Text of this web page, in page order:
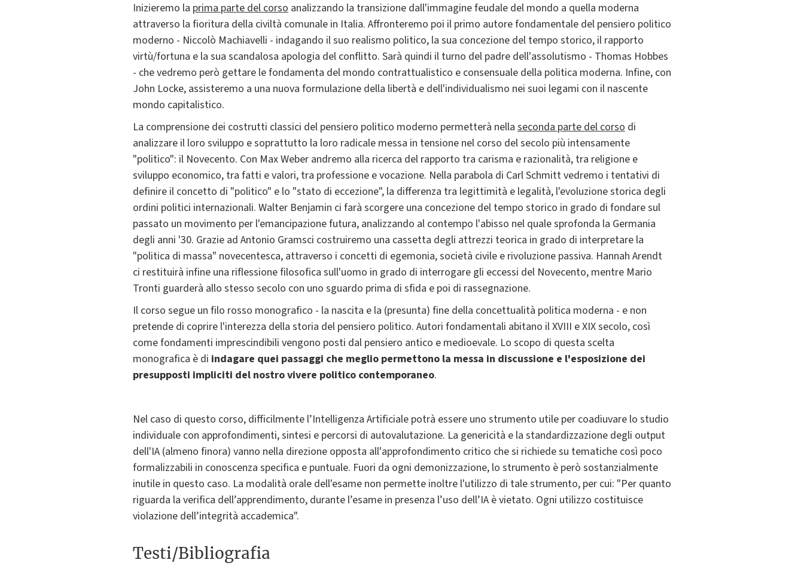
Inizieremo la prima parte del corso analizzando la transizione dall'immagine feudale del mondo a quella moderna
attraverso la fioritura della civiltà comunale in Italia. Affronteremo poi il primo autore fondamentale del pensiero politico
moderno - Niccolò Machiavelli - indagando il suo realismo politico, la sua concezione del tempo storico, il rapporto
virtù/fortuna e la sua scandalosa apologia del conflitto. Sarà quindi il turno del padre dell'assolutismo - Thomas Hobbes
- che vedremo però gettare le fondamenta del mondo contrattualistico e consensuale della politica moderna. Infine, con
John Locke, assisteremo a una nuova formulazione della libertà e dell'individualismo nei suoi legami con il nascente
mondo capitalistico.
La comprensione dei costrutti classici del pensiero politico moderno permetterà nella seconda parte del corso di
analizzare il loro sviluppo e soprattutto la loro radicale messa in tensione nel corso del secolo più intensamente
"politico": il Novecento. Con Max Weber andremo alla ricerca del rapporto tra carisma e razionalità, tra religione e
sviluppo economico, tra fatti e valori, tra professione e vocazione. Nella parabola di Carl Schmitt vedremo i tentativi di
definire il concetto di "politico" e lo "stato di eccezione", la differenza tra legittimità e legalità, l'evoluzione storica degli
ordini politici internazionali. Walter Benjamin ci farà scorgere una concezione del tempo storico in grado di fondare sul
passato un movimento per l'emancipazione futura, analizzando al contempo l'abisso nel quale sprofonda la Germania
degli anni '30. Grazie ad Antonio Gramsci costruiremo una cassetta degli attrezzi teorica in grado di interpretare la
"politica di massa" novecentesca, attraverso i concetti di egemonia, società civile e rivoluzione passiva. Hannah Arendt
ci restituirà infine una riflessione filosofica sull'uomo in grado di interrogare gli eccessi del Novecento, mentre Mario
Tronti guarderà allo stesso secolo con uno sguardo prima di sfida e poi di rassegnazione.
Il corso segue un filo rosso monografico - la nascita e la (presunta) fine della concettualità politica moderna - e non
pretende di coprire l'interezza della storia del pensiero politico. Autori fondamentali abitano il XVIII e XIX secolo, così
come fondamenti imprescindibili vengono posti dal pensiero antico e medioevale. Lo scopo di questa scelta
monografica è di indagare quei passaggi che meglio permettono la messa in discussione e l'esposizione dei
presupposti impliciti del nostro vivere politico contemporaneo.
Nel caso di questo corso, difficilmente l’Intelligenza Artificiale potrà essere uno strumento utile per coadiuvare lo studio
individuale con approfondimenti, sintesi e percorsi di autovalutazione. La genericità e la standardizzazione degli output
dell'IA (almeno finora) vanno nella direzione opposta all'approfondimento critico che si richiede su tematiche così poco
formalizzabili in conoscenza specifica e puntuale. Fuori da ogni demonizzazione, lo strumento è però sostanzialmente
inutile in questo caso. La modalità orale dell'esame non permette inoltre l'utilizzo di tale strumento, per cui: "Per quanto
riguarda la verifica dell’apprendimento, durante l’esame in presenza l’uso dell’IA è vietato. Ogni utilizzo costituisce
violazione dell’integrità accademica".
Testi/Bibliografia